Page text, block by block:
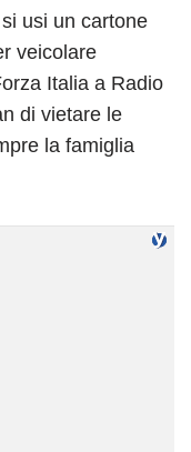
usi un cartone
veicolare
Italia a Radio
di vietare le
la famiglia